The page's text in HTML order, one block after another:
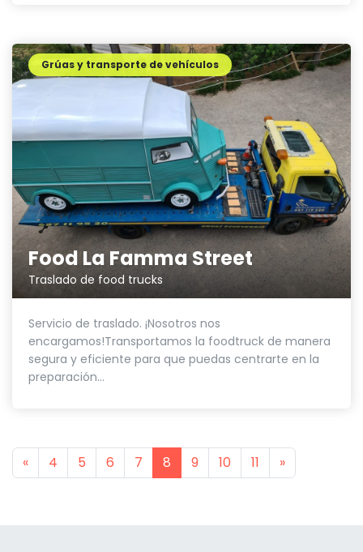
Food La Famma Street
Traslado de food trucks
Grúas y transporte de vehículos
Servicio de traslado. ¡Nosotros nos
encargamos!Transportamos la foodtruck de manera
segura y eficiente para que puedas centrarte en la
preparación...
«Previous
4 5 6 7 8 9 10 11 »Next